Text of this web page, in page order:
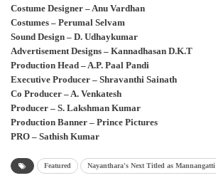
Costume Designer – Anu Vardhan
Costumes – Perumal Selvam
Sound Design – D. Udhaykumar
Advertisement Designs – Kannadhasan D.K.T
Production Head – A.P. Paal Pandi
Executive Producer – Shravanthi Sainath
Co Producer – A. Venkatesh
Producer – S. Lakshman Kumar
Production Banner – Prince Pictures
PRO – Sathish Kumar
Featured Nayanthara's Next Titled as Mannangatti